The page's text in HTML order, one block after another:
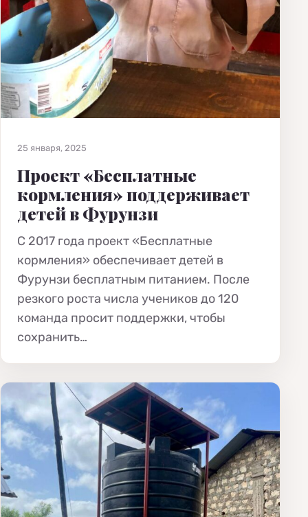
25 января, 2025
Проект «Бесплатные
кормления» поддерживает
детей в Фурунзи
С 2017 года проект «Бесплатные
кормления» обеспечивает детей в
Фурунзи бесплатным питанием. После
резкого роста числа учеников до 120
команда просит поддержки, чтобы
сохранить…